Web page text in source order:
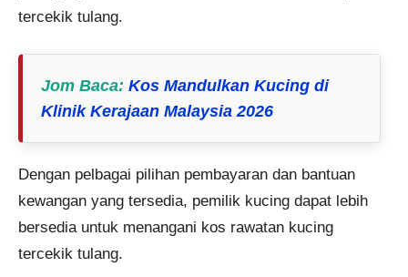
tercekik tulang​​.
Jom Baca: Kos Mandulkan Kucing di
Klinik Kerajaan Malaysia 2026
Dengan pelbagai pilihan pembayaran dan bantuan
kewangan yang tersedia, pemilik kucing dapat lebih
bersedia untuk menangani kos rawatan kucing
tercekik tulang.